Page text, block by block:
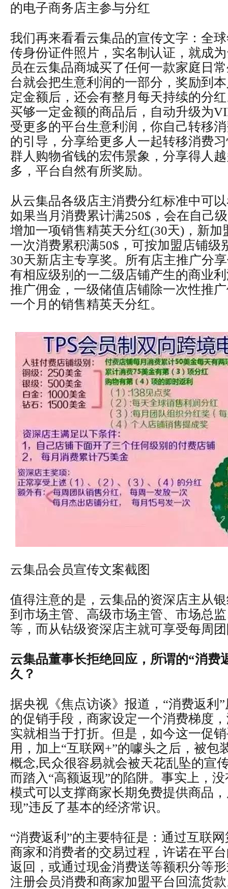
的电子商务店主参与分红
我们再来看看云集品的宣传文字：全
传身份证件照片，实名制认证，就成
员在云集品商城买了任何一款家庭日
台就会把生意利润的一部分，奖励到
定金额后，还会有整月每天持续的分
买够一定金额的商品后，自动升级为
受更多的平台生意利润，你自己转移
的引导，分享给更多人一起转移消费
群人购物省钱的宏伟景象，分享得人
多，平台自然有所奖励。
从云集品各级店主消费分红标准中可
如果当月消费累计满250$，会在自己
增加一项销售精英天分红(30天)，新加
一次消费累积满50$，可按加盟店铺级
30天新店主专享奖。所有店主推广分
有相应级别的一二级店铺产生的商业
推广佣金，一级储值店铺除一次性推
一个月的销售精英天分红。
云集品会员宣传文案截图
值得注意的是，云集品的资深店主从
到市场主管、高级市场主管、市场总
等，而从钻级资深店主就可享受每周
云集品董事长拒绝回应，所谓的“消费
久？
据央视《焦点访谈》报道，“消费返利
的促销手段，商家设定一个消费梯度
实就相当于打折。但是，如今这一促
用，加上“互联网+”的噱头之后，被包
概念,民众很容易就会被天花乱坠的宣
而踏入“高额返现”的陷阱。事实上，
模式可以支撑商家长期免费提供商品
现”违反了基本的经济常识。
“消费返利”的主要特征是：通过互联
商家和消费者的交易过程，许诺在平
返回，或通过现金消费送等额积分等
注册会员消费和商家加盟平台回流货